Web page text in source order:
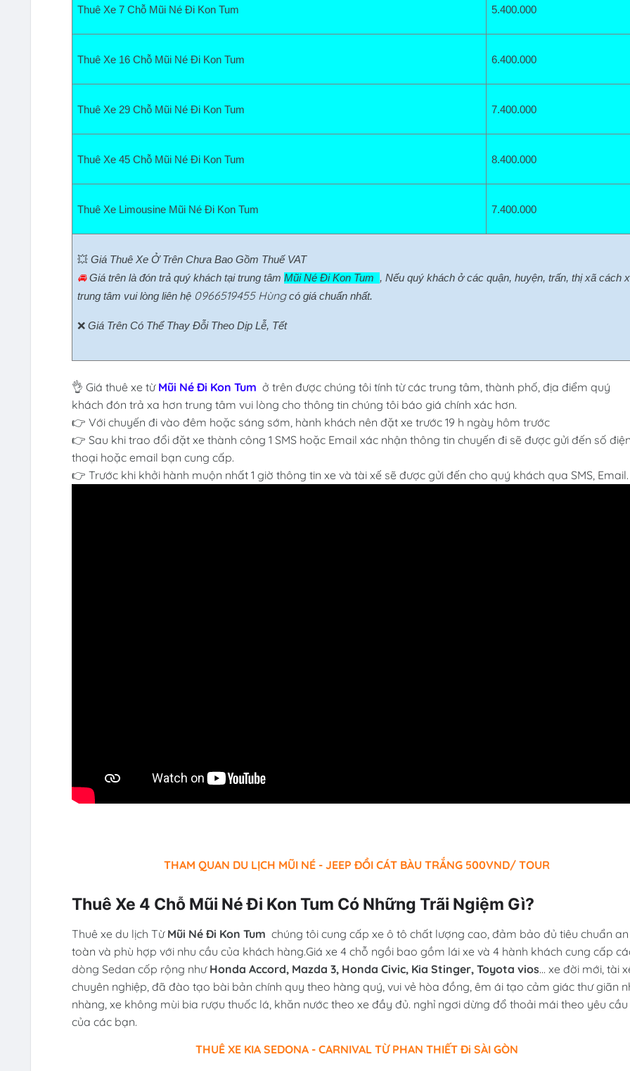
Thuê Xe 7 Chỗ Mũi Né Đi Kon Tum 5.400.000
Thuê Xe 16 Chỗ Mũi Né Đi Kon Tum 6.400.000
Thuê Xe 29 Chỗ Mũi Né Đi Kon Tum 7.400.000
Thuê Xe 45 Chỗ Mũi Né Đi Kon Tum 8.400.000
Thuê Xe Limousine Mũi Né Đi Kon Tum 7.400.000
💥 Giá Thuê Xe Ở Trên Chưa Bao Gồm Thuế VAT
🚘 Giá trên là đón trả quý khách tại trung tâm Mũi Né Đi Kon Tum , Nếu quý khách ở các quận, huyện, trấn, thị xã cách
trung tâm vui lòng liên hệ 0966519455 Hùngcó giá chuẩn nhất.
❌ Giá Trên Có Thể Thay Đỗi Theo Dịp Lễ, Tết
👌 Giá thuê xe từ Mũi Né Đi Kon Tum ở trên được chúng tôi tính từ các trung tâm, thành phố, địa điểm quý
khách đón trả xa hơn trung tâm vui lòng cho thông tin chúng tôi báo giá chính xác hơn.
👉 Với chuyến đi vào đêm hoặc sáng sớm, hành khách nên đặt xe trước 19 h ngày hôm trước
👉 Sau khi trao đổi đặt xe thành công 1 SMS hoặc Email xác nhận thông tin chuyến đi sẽ được gửi đến số
thoại hoặc email bạn cung cấp.
👉 Trước khi khởi hành muộn nhất 1 giờ thông tin xe và tài xế sẽ được gửi đến cho quý khách qua SMS, Email.
THAM QUAN DU LỊCH MŨI NÉ - JEEP ĐỒI CÁT BÀU TRẮNG 500VND/ TOUR
Thuê Xe 4 Chỗ Mũi Né Đi Kon Tum Có Những Trãi Ngiệm Gì?
Thuê xe du lịch Từ Mũi Né Đi Kon Tum chúng tôi cung cấp xe ô tô chất lượng cao, đảm bảo đủ tiêu chuẩn an
toàn và phù hợp với nhu cầu của khách hàng.Giá xe 4 chỗ ngồi bao gồm lái xe và 4 hành khách cung cấp
dòng Sedan cốp rộng như Honda Accord, Mazda 3, Honda Civic, Kia Stinger, Toyota vios... xe đời mới, tài
chuyên nghiệp, đã đào tạo bài bản chính quy theo hàng quý, vui vẻ hòa đồng, êm ái tạo cảm giác thư giãn
nhàng, xe không mùi bia rượu thuốc lá, khăn nước theo xe đầy đủ. nghỉ ngơi dừng đổ thoải mái theo yêu cầu
của các bạn.
THUÊ XE KIA SEDONA - CARNIVAL TỪ PHAN THIẾT Đi SÀI GÒN